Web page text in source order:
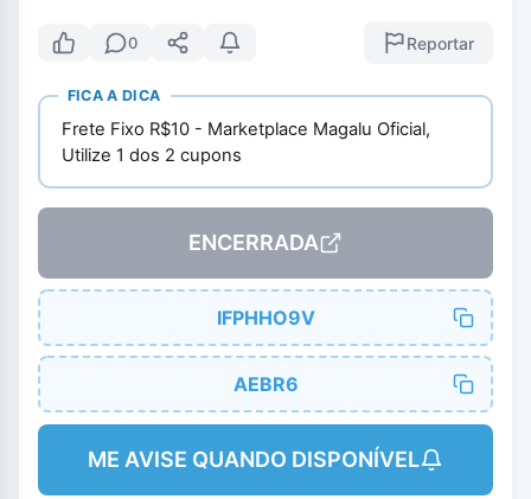
0 Reportar
FICA A DICA
Frete Fixo R$10 - Marketplace Magalu Oficial,
Utilize 1 dos 2 cupons
ENCERRADA
IFPHHO9V
AEBR6
ME AVISE QUANDO DISPONÍVEL